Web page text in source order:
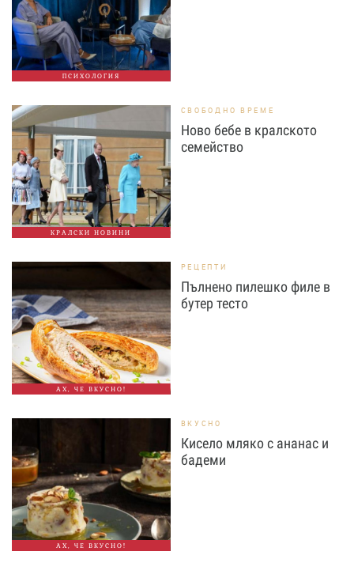
ПСИХОЛОГИЯ
КРАЛСКИ НОВИНИ
СВОБОДНО ВРЕМЕ
Ново бебе в кралското
семейство
АХ, ЧЕ ВКУСНО!
РЕЦЕПТИ
Пълнено пилешко филе в
бутер тесто
АХ, ЧЕ ВКУСНО!
ВКУСНО
Кисело мляко с ананас и
бадеми